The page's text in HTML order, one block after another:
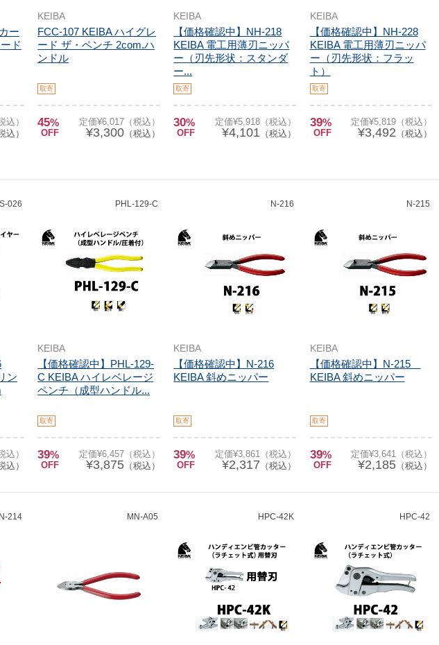
ー
ド
込）
込）
KEIBA
FCC-107 KEIBA ハイグレ
ード ザ・ペンチ 2com.ハ
ンドル
取寄
45%
OFF
定価¥6,017（税込）
¥3,300（税込）
KEIBA
【価格確認中】NH-218
KEIBA 電工用薄刃ニッパ
ー（刃先形状：スタンダ
ー...
取寄
30%
OFF
定価¥5,918（税込）
¥4,101 （税込）
KEIBA
【価格確認中】NH-228
KEIBA 電工用薄刃ニッパ
ー（刃先形状：フラッ
ト）
取寄
39%
OFF
定価¥5,819（税込）
¥3,492 （税込）
S-026
ン
込）
込）
PHL-129-C
KEIBA
【価格確認中】PHL-129-
C KEIBA ハイレベレージ
ペンチ（成型ハンドル...
取寄
39%
OFF
定価¥6,457（税込）
¥3,875（税込）
N-216
KEIBA
【価格確認中】N-216
KEIBA 斜めニッパー
取寄
39%
OFF
定価¥3,861（税込）
¥2,317 （税込）
N-215
KEIBA
【価格確認中】N-215
KEIBA 斜めニッパー
取寄
39%
OFF
定価¥3,641（税込）
¥2,185 （税込）
N-214 MN-A05 HPC-42K HPC-42